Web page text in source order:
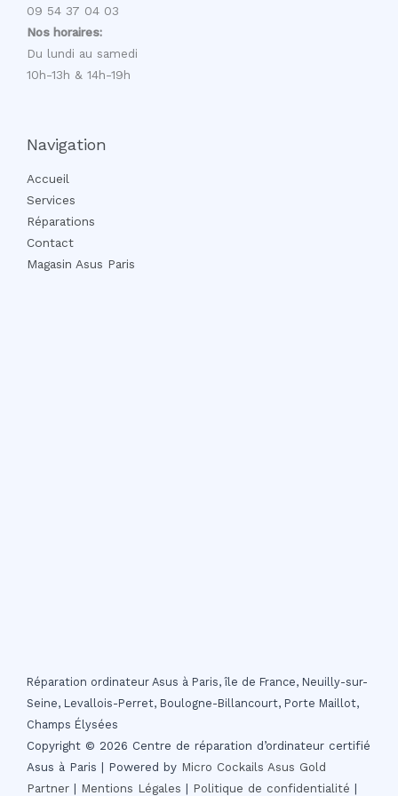
09 54 37 04 03
Nos horaires:
Du lundi au samedi
10h-13h & 14h-19h
Navigation
Accueil
Services
Réparations
Contact
Magasin Asus Paris
Réparation ordinateur Asus à Paris, île de France, Neuilly-sur-
Seine, Levallois-Perret, Boulogne-Billancourt, Porte Maillot,
Champs Élysées
Copyright © 2026 Centre de réparation d’ordinateur certifié
Asus à Paris | Powered by Micro Cockails Asus Gold
Partner
Mentions Légales Politique de confidentialité